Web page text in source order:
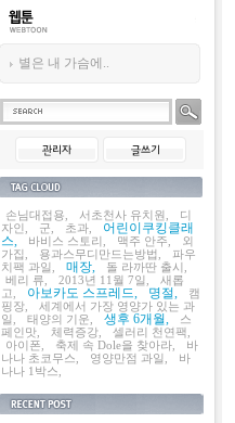
웹툰별은 내 가슴에..
손님대접용, 서초천사 유치원,
디
자인,
군, 초과,
어린이쿠킹클래
스,
바비스 스토리, 맥주 안주,
외
가집,
용과스무디만드는방법,
파우
치팩 과일,
매장,
돌 라까딴 출시,
베리 류,
2013년 11월 7일,
새롭
고,
아보카도 스프레드, 명절,
캠
핑장,
세계에서 가장 영양가 있는 과
일,
태양의 기운, 생후 6개월,
스
페인맛,
체력증강,
셀러리 천연팩,
아이폰,
축제 속 Dole을 찾아라,
바
나나 초코무스,
영양만점 과일,
바
나나 1박스,